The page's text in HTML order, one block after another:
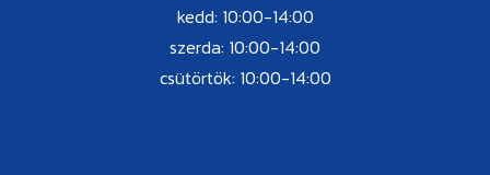
kedd: 10:00-14:00
szerda: 10:00-14:00
csütörtök: 10:00-14:00